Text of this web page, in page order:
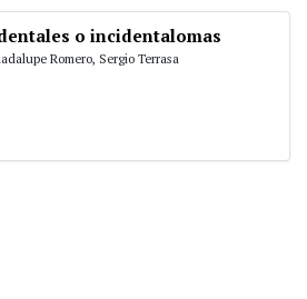
o incidentalomas
Romero, Sergio Terrasa